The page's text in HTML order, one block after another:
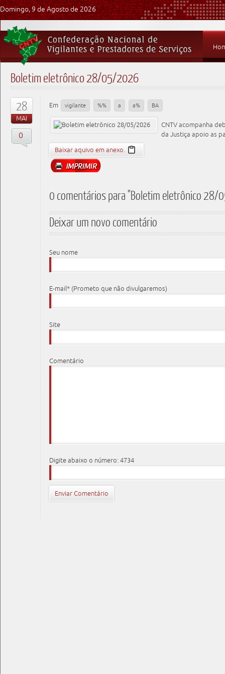
Domingo, 9 de Agosto de 2026
Boletim eletrônico 28/05/2026
28
MAI
0
Em vigilante %% a a% BA
CNTV acompanha
da Justiça apoio as
Baixar aquivo em anexo.
0 comentários para "Boletim eletrônico
Deixar um novo comentário
Seu nome
E-mail* (Prometo que não divulgaremos)
Site
Comentário
Digite abaixo o número: 4734